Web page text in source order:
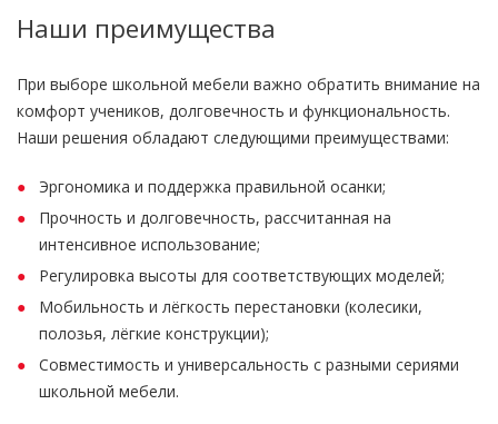
Наши преимущества
При выборе школьной мебели важно обратить внимание на
комфорт учеников, долговечность и функциональность.
Наши решения обладают следующими преимуществами:
Эргономика и поддержка правильной осанки;
Прочность и долговечность, рассчитанная на
интенсивное использование;
Регулировка высоты для соответствующих моделей;
Мобильность и лёгкость перестановки (колесики,
полозья, лёгкие конструкции);
Совместимость и универсальность с разными сериями
школьной мебели.